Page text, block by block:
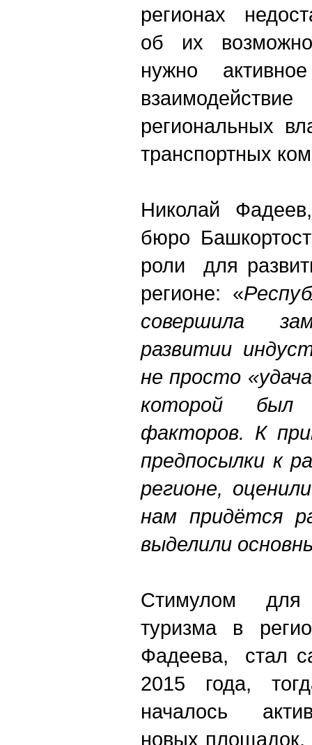
регионах
об их
нужно
региональных
транспортных
Николай
бюро
роли для
регионе: «
совершила
развитии
не просто
которой был
факторов. К
предпосылки к
регионе,
нам придётся
выделили
Стимулом для
туризма в
Фадеева, стал
2015 года,
началось
новых